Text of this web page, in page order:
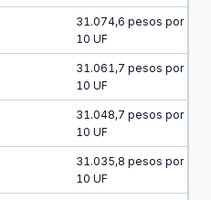
31.074,6 pesos por
10 UF
31.061,7 pesos por
10 UF
31.048,7 pesos por
10 UF
31.035,8 pesos por
10 UF